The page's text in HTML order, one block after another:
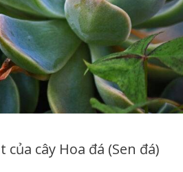
của cây Hoa đá (Sen đá)